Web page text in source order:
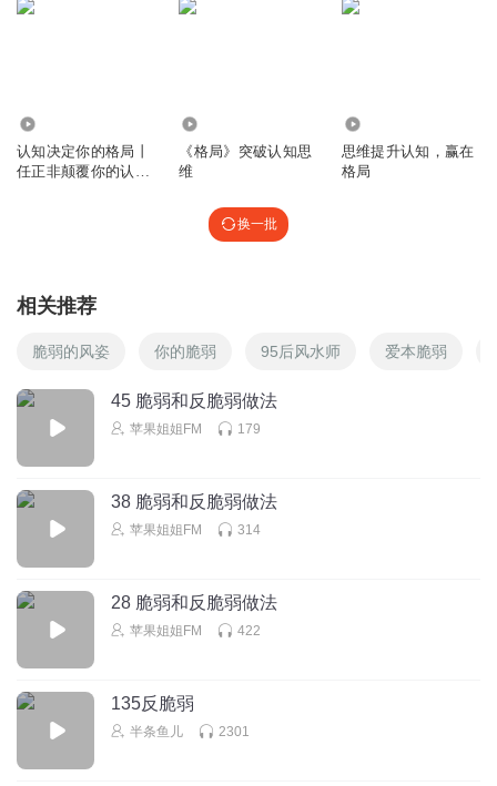
认知决定你的格局丨
任正非颠覆你的认
《格局》突破认知思
维
思维提升认知，赢在
格局
换一批
相关推荐
脆弱的风姿 你的脆弱 95后风水师 爱本脆弱
45 脆弱和反脆弱做法
苹果姐姐FM 179
38 脆弱和反脆弱做法
苹果姐姐FM 314
28 脆弱和反脆弱做法
苹果姐姐FM 422
135反脆弱
半条鱼儿 2301